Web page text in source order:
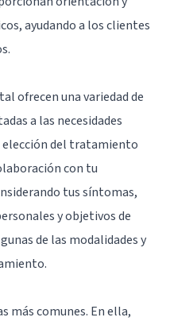
ayudando a los clientes
ofrecen una variedad de
a las necesidades
elección del tratamiento
con tu
tus síntomas,
y objetivos de
de las modalidades y
más comunes. En ella,